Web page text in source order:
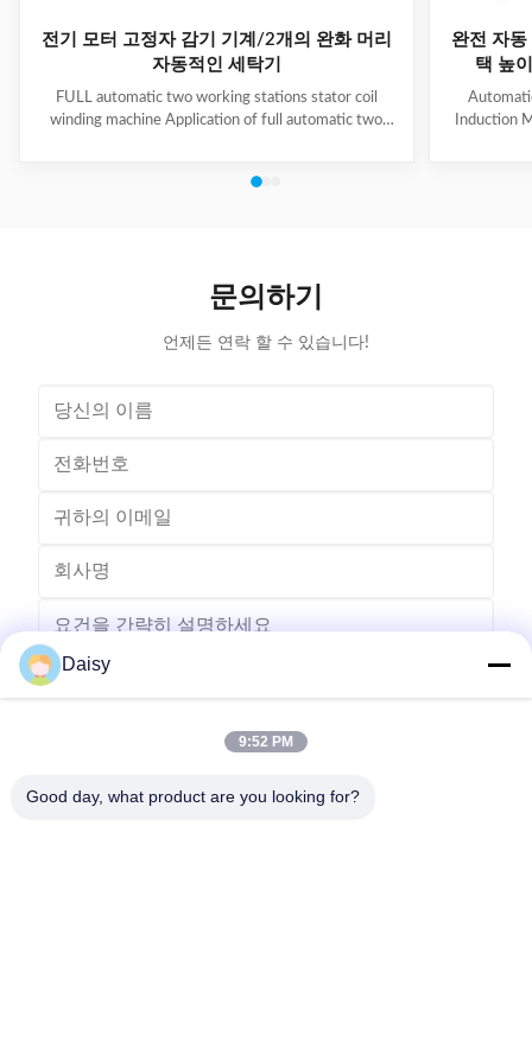
전기 모터 고정자 감기 기계/2개의 완화 머리
자동적인 세탁기
FULL automatic two working stations stator coil
winding machine Application of full automatic two
poles, 4 poles and 6poles coils winding. 1. Main
Winding speed ≤2500RPM Max stator OD 160mm
완전 자
택 높
Induction
문의하기
언제든 연락 할 수 있습니다!
Daisy
9:52 PM
Good day, what product are you looking for?